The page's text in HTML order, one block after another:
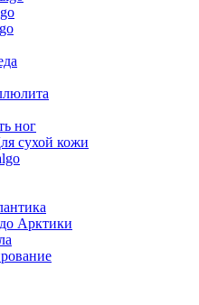
ног
сухой кожи
Арктики